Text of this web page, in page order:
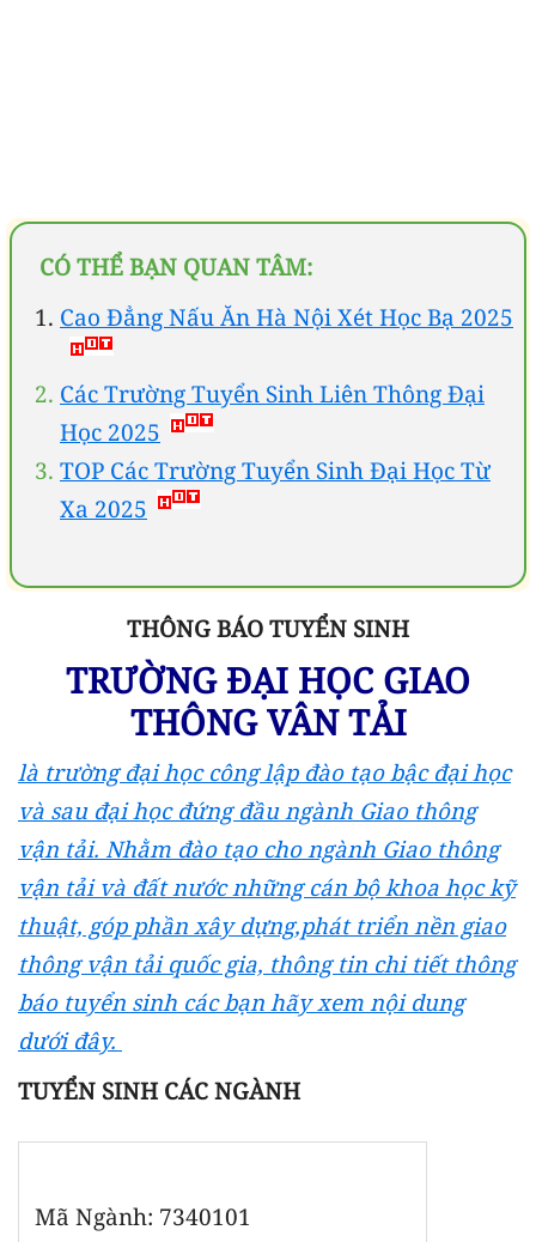
CÓ THỂ BẠN QUAN TÂM:
Cao Đẳng Nấu Ăn Hà Nội Xét Học Bạ 2025
Các Trường Tuyển Sinh Liên Thông Đại
Học 2025
TOP Các Trường Tuyển Sinh Đại Học Từ
Xa 2025
THÔNG BÁO TUYỂN SINH
TRƯỜNG ĐẠI HỌC GIAO
THÔNG VÂN TẢI
là trường đại học công lập đào tạo bậc đại học
và sau đại học đứng đầu ngành Giao thông
vận tải. Nhằm đào tạo cho ngành Giao thông
vận tải và đất nước những cán bộ khoa học kỹ
thuật, góp phần xây dựng,phát triển nền giao
thông vận tải quốc gia, thông tin chi tiết thông
báo tuyển sinh các bạn hãy xem nội dung
dưới đây.
TUYỂN SINH CÁC NGÀNH
Mã Ngành: 7340101